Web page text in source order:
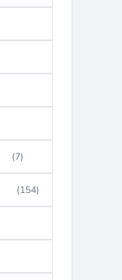
(7)
(154)